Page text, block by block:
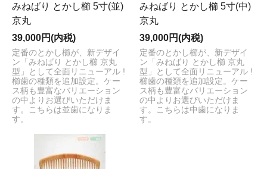
みねばり とかし櫛 5寸(並)
京丸
39,000円(内税)
定番のとかし櫛が、新デザイ
ン「みねばり とかし櫛 京丸
型」として全面リニューアル !
櫛歯の種類を追加設定。ケー
ス柄も豊富なバリエーション
の中よりお選びいただけま
す。こちらは並歯になりま
す。
みねばり とかし櫛 5寸(中)
京丸
39,000円(内税)
定番のとかし櫛が、新デザイ
ン「みねばり とかし櫛 京丸
型」として全面リニューアル !
櫛歯の種類を追加設定。ケー
ス柄も豊富なバリエーション
の中よりお選びいただけま
す。こちらは中歯になりま
す。